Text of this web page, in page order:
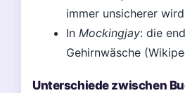
immer unsicherer
In Mockingjay: die
Gehirnwäsche
Unterschiede zwischen